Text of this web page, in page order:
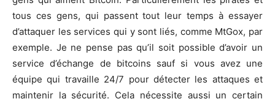
tous ces gens, qui passent tout leur temps à essayer
d’attaquer les services qui y sont liés, comme MtGox, par
exemple. Je ne pense pas qu’il soit possible d’avoir un
service d’échange de bitcoins sauf si vous avez une
équipe qui travaille 24/7 pour détecter les attaques et
maintenir la sécurité. Cela nécessite aussi un certain